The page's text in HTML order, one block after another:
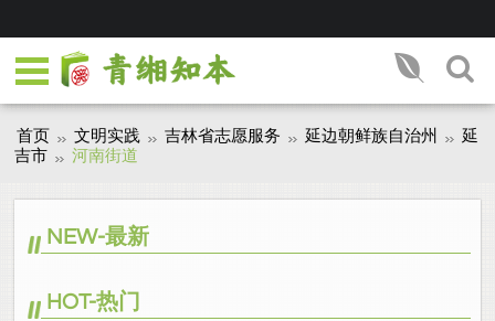
首页 文明实践 吉林省志愿服务 延边朝鲜族自治州
延
吉市
河南街道
NEW-最新
HOT-热门